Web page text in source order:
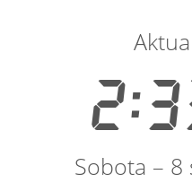
Sobota –